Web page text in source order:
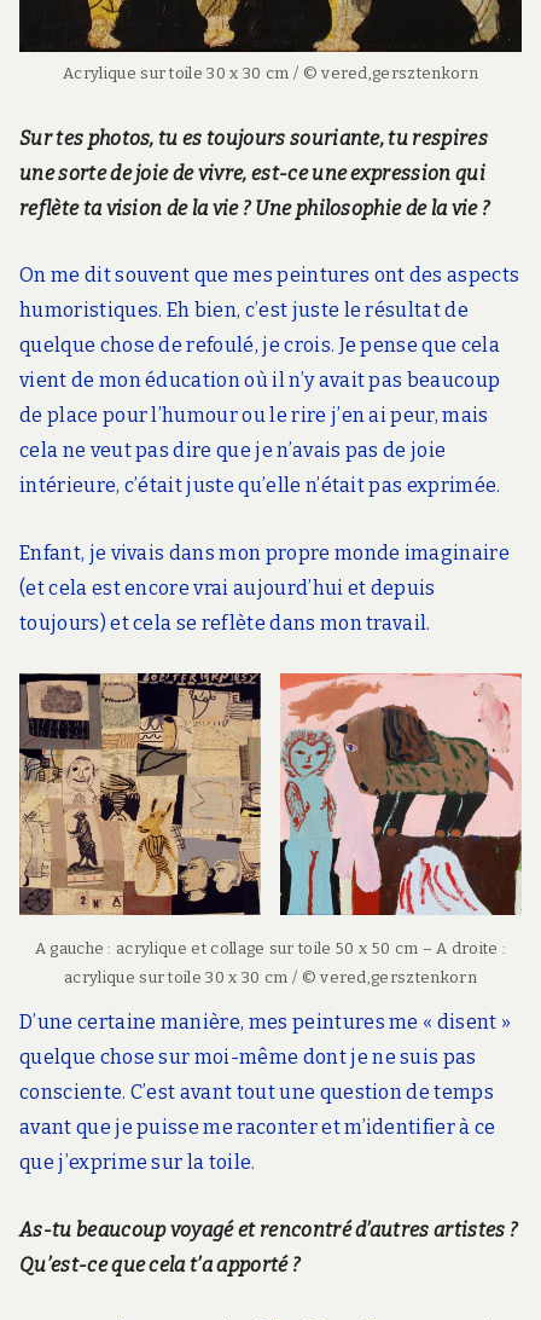
Acrylique sur toile 30 x 30 cm / © vered,gersztenkorn
Sur tes photos, tu es toujours souriante, tu respires
une sorte de joie de vivre, est-ce une expression qui
reflète ta vision de la vie ? Une philosophie de la vie ?
On me dit souvent que mes peintures ont des aspects
humoristiques. Eh bien, c’est juste le résultat de
quelque chose de refoulé, je crois. Je pense que cela
vient de mon éducation où il n’y avait pas beaucoup
de place pour l’humour ou le rire j’en ai peur, mais
cela ne veut pas dire que je n’avais pas de joie
intérieure, c’était juste qu’elle n’était pas exprimée.
Enfant, je vivais dans mon propre monde imaginaire
(et cela est encore vrai aujourd’hui et depuis
toujours) et cela se reflète dans mon travail.
A gauche : acrylique et collage sur toile 50 x 50 cm – A droite :
acrylique sur toile 30 x 30 cm / © vered,gersztenkorn
D’une certaine manière, mes peintures me « disent »
quelque chose sur moi-même dont je ne suis pas
consciente. C’est avant tout une question de temps
avant que je puisse me raconter et m’identifier à ce
que j’exprime sur la toile.
As-tu beaucoup voyagé et rencontré d’autres artistes ?
Qu’est-ce que cela t’a apporté ?